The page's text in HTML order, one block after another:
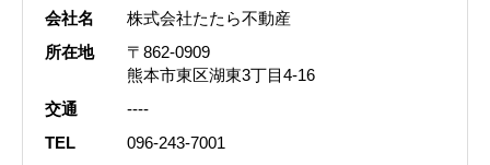
会社名
株式会社たたら不動産
所在地
〒862-0909
熊本市東区湖東3丁目4-16
交通
----
TEL
096-243-7001